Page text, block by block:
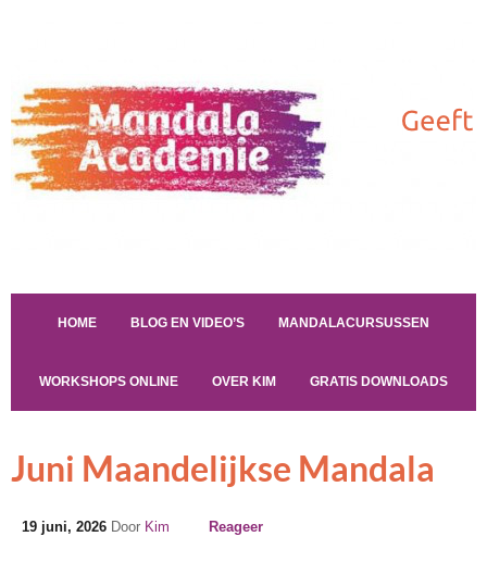
HOME BLOG EN VIDEO’S MANDALACURSUSSEN
WORKSHOPS ONLINE OVER KIM GRATIS DOWNLOADS
Juni Maandelijkse Mandala
19 juni, 2026 Door Kim Reageer